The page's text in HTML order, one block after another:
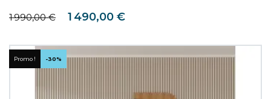
Prix de base
1 990,00 € Prix
1 490,00 €
Promo ! -30%